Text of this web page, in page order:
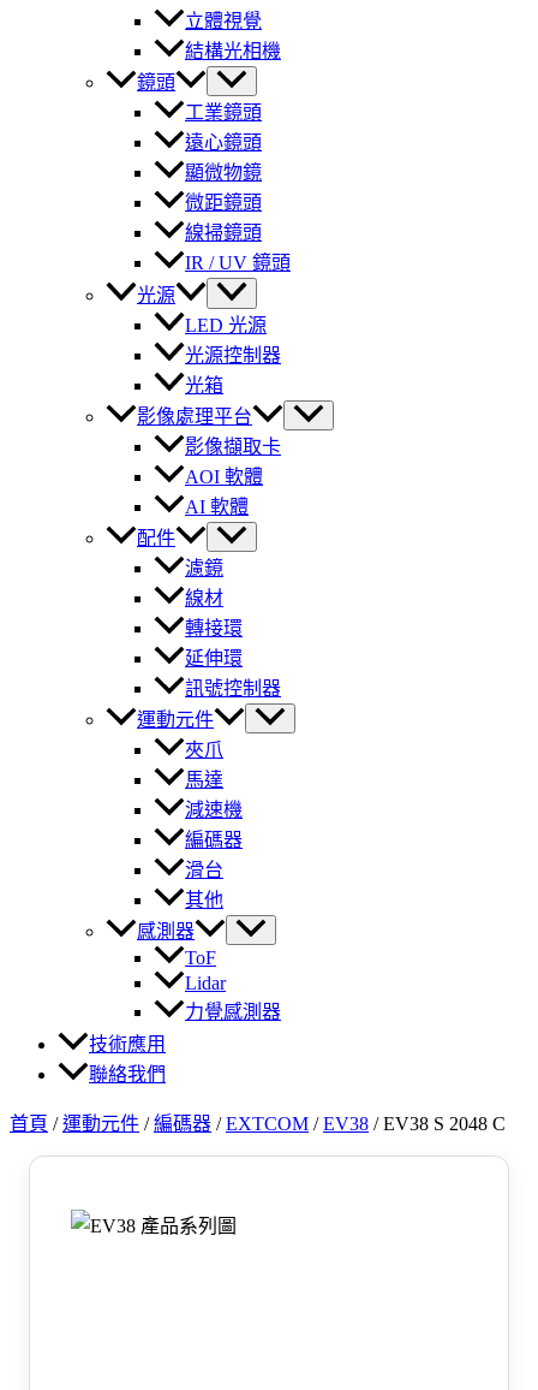
立體視覺
結構光相機
鏡頭
工業鏡頭
遠心鏡頭
顯微物鏡
微距鏡頭
線掃鏡頭
IR / UV 鏡頭
光源
LED 光源
光源控制器
光箱
影像處理平台
影像擷取卡
AOI 軟體
AI 軟體
配件
濾鏡
線材
轉接環
延伸環
訊號控制器
運動元件
夾爪
馬達
減速機
編碼器
滑台
其他
感測器
ToF
Lidar
力覺感測器
技術應用
聯絡我們
首頁 /運動元件 /編碼器 /EXTCOM /EV38 /EV38 S 2048 C